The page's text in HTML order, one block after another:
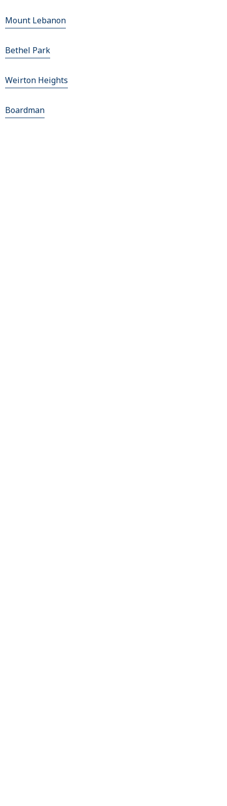
Mount Lebanon
Bethel Park
Weirton Heights
Boardman